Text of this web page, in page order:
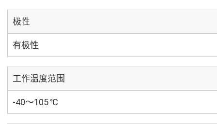
极性
有极性
工作温度范围
-40～105 ℃